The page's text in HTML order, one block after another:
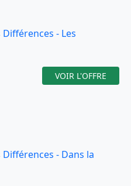
- Les
VOIR L'OFFRE
- Dans la